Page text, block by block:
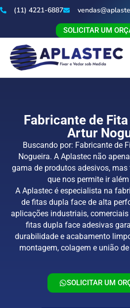
(11) 4221-6887
SOLICITAR UM
Fabricante de
Artur
Buscando por: Fabricante de
Nogueira. A Aplastec não
gama de produtos adesivos,
que nos permite ir
A Aplastec é especialista na
de fitas dupla face de alta
aplicações industriais,
fitas dupla face adesivas
durabilidade e acabamento
montagem, colagem e união
SOLICITAR UM